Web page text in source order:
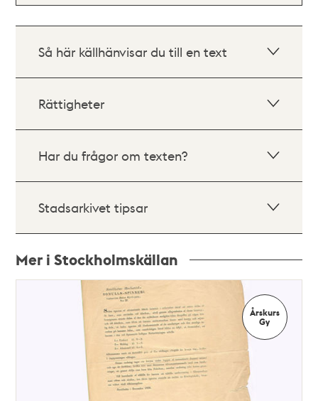
Så här källhänvisar du till en text
Rättigheter
Har du frågor om texten?
Stadsarkivet tipsar
Mer i Stockholmskällan
Årskurs
Gy